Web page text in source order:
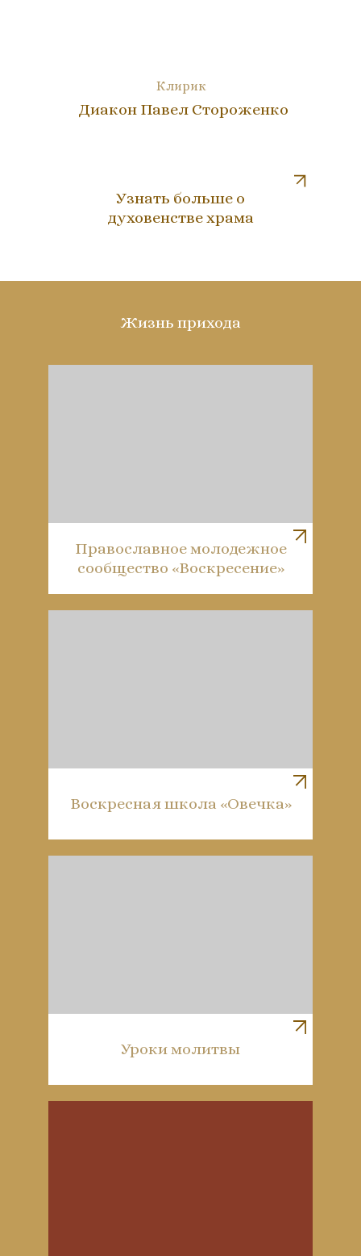
Клирик
Диакон Павел Стороженко
Узнать больше о
духовенстве храма
Жизнь прихода
Уроки молитвы
Воскресная школа «Овечка»
Православное молодежное
сообщество «Воскресение»